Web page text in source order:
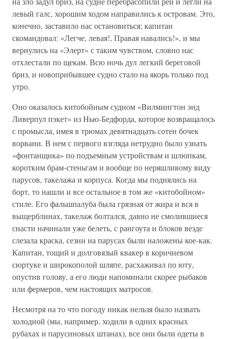
левый галс, хорошим ходом направились к островам. Это,
конечно, заставило нас остановиться; капитан
скомандовал: «Легче, левая!, Правая навались!», и мы
вернулись на «Элерт» с таким чувством, словно нас
отхлестали по щекам. Всю ночь дул легкий береговой
бриз, и новоприбывшее судно стало на якорь только под
утро.
Оно оказалось китобойным судном «Вилмингтон энд
Ливерпул пэкет» из Нью-Бедфорда, которое возвращалось
с промысла, имея в трюмах девятнадцать сотен бочек
ворвани. В нем с первого взгляда нетрудно было узнать
«фонтанщика» по подъемным устройствам и шлюпкам,
коротким брам-стеньгам и вообще по неряшливому виду
парусов, такелажа и корпуса. Когда мы поднялись на
борт, то нашли и все остальное в том же «китобойном»
стиле. Его фальшпалуба была грязная от жира и вся в
выщерблинах, такелаж болтался, давно не смолившиеся
снасти начинали уже белеть, с рангоута и блоков везде
слезала краска, сезни на парусах были наложены кое-как.
Капитан, тощий и долговязый квакер в коричневом
сюртуке и широкополой шляпе, расхаживал по юту,
опустив голову, а его люди напоминали скорее рыбаков
или фермеров, чем настоящих матросов.
Несмотря на то что погоду никак нельзя было назвать
холодной (мы, например, ходили в одних красных
рубахах и парусиновых штанах), все они были одеты в